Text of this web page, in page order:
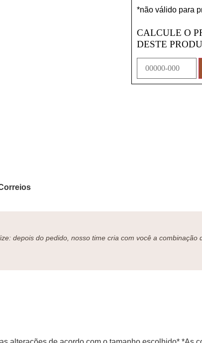
*não válido para
CALCULE O
DESTE
depois do pedido, nosso time cria com você a combinação